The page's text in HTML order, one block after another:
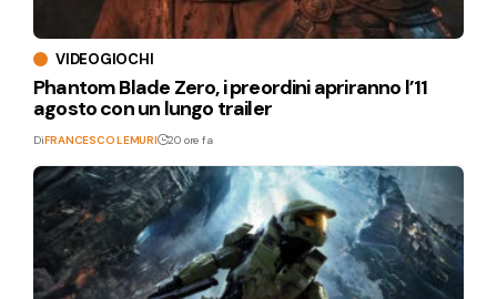
VIDEOGIOCHI
Phantom Blade Zero, i preordini apriranno l’11
agosto con un lungo trailer
DiFRANCESCO LEMURI 20 ore fa